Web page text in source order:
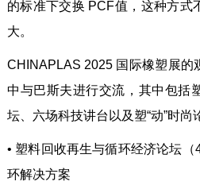
的标准下交换 PCF值，这种方式
大。
CHINAPLAS 2025 国际橡塑展的
中与巴斯夫进行交流，其中包括
坛、六场科技讲台以及塑“动”时尚
• 塑料回收再生与循环经济论坛
环解决方案